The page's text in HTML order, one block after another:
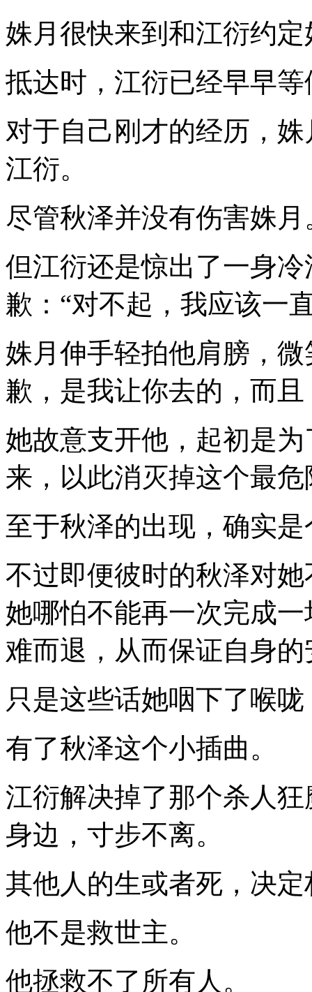
姝月很快来到和江衍约
抵达时，江衍已经早早
对于自己刚才的经历，
江衍。
尽管秋泽并没有伤害姝月
但江衍还是惊出了一身
歉：“对不起，我应该一
姝月伸手轻拍他肩膀，
歉，是我让你去的，而
她故意支开他，起初是
来，以此消灭掉这个最
至于秋泽的出现，确实
不过即便彼时的秋泽对
她哪怕不能再一次完成
难而退，从而保证自身的
只是这些话她咽下了喉
有了秋泽这个小插曲。
江衍解决掉了那个杀人
身边，寸步不离。
其他人的生或者死，决
他不是救世主。
他拯救不了所有人。